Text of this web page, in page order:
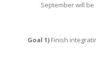
September will
Goal 1) Finish